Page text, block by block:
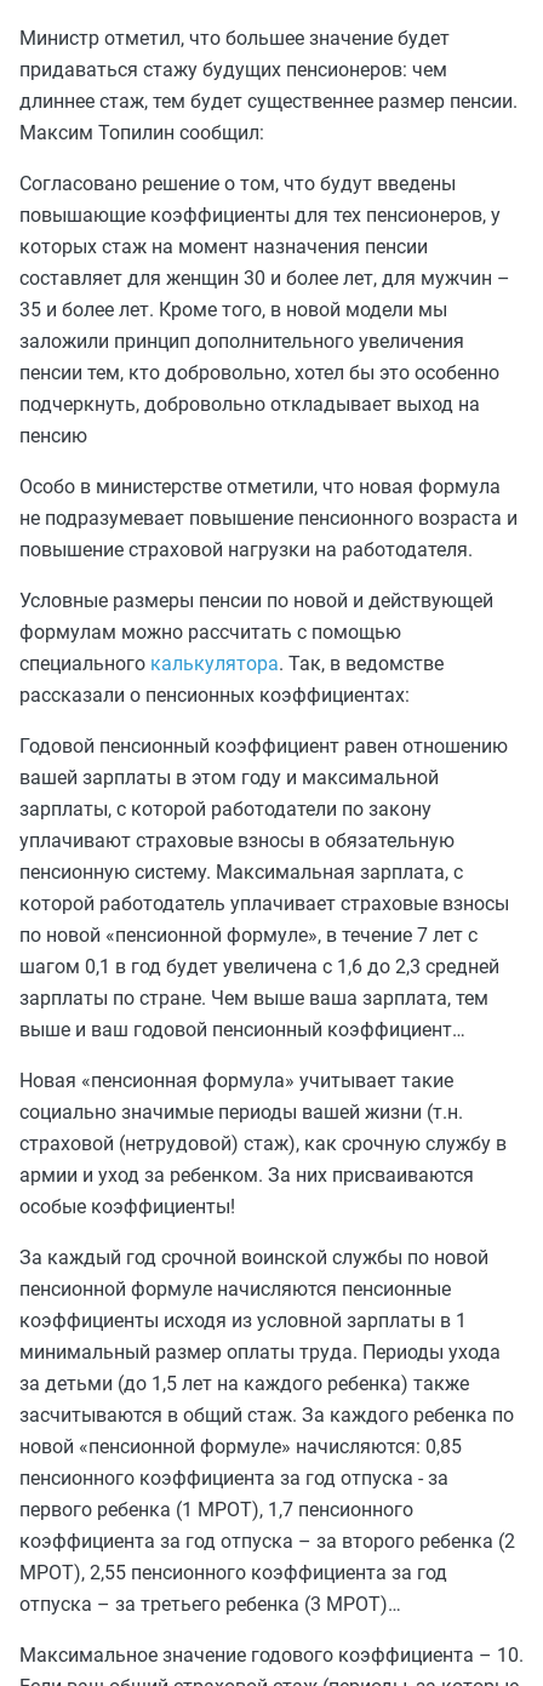
Министр отметил, что большее значение будет
придаваться стажу будущих пенсионеров: чем
длиннее стаж, тем будет существеннее размер пенсии.
Максим Топилин сообщил:
Согласовано решение о том, что будут введены
повышающие коэффициенты для тех пенсионеров, у
которых стаж на момент назначения пенсии
составляет для женщин 30 и более лет, для мужчин –
35 и более лет. Кроме того, в новой модели мы
заложили принцип дополнительного увеличения
пенсии тем, кто добровольно, хотел бы это особенно
подчеркнуть, добровольно откладывает выход на
пенсию
Особо в министерстве отметили, что новая формула
не подразумевает повышение пенсионного возраста и
повышение страховой нагрузки на работодателя.
Условные размеры пенсии по новой и действующей
формулам можно рассчитать с помощью
специального калькулятора. Так, в ведомстве
рассказали о пенсионных коэффициентах:
Годовой пенсионный коэффициент равен отношению
вашей зарплаты в этом году и максимальной
зарплаты, с которой работодатели по закону
уплачивают страховые взносы в обязательную
пенсионную систему. Максимальная зарплата, с
которой работодатель уплачивает страховые взносы
по новой «пенсионной формуле», в течение 7 лет с
шагом 0,1 в год будет увеличена с 1,6 до 2,3 средней
зарплаты по стране. Чем выше ваша зарплата, тем
выше и ваш годовой пенсионный коэффициент…
Новая «пенсионная формула» учитывает такие
социально значимые периоды вашей жизни (т.н.
страховой (нетрудовой) стаж), как срочную службу в
армии и уход за ребенком. За них присваиваются
особые коэффициенты!
За каждый год срочной воинской службы по новой
пенсионной формуле начисляются пенсионные
коэффициенты исходя из условной зарплаты в 1
минимальный размер оплаты труда. Периоды ухода
за детьми (до 1,5 лет на каждого ребенка) также
засчитываются в общий стаж. За каждого ребенка по
новой «пенсионной формуле» начисляются: 0,85
пенсионного коэффициента за год отпуска - за
первого ребенка (1 МРОТ), 1,7 пенсионного
коэффициента за год отпуска – за второго ребенка (2
МРОТ), 2,55 пенсионного коэффициента за год
отпуска – за третьего ребенка (3 МРОТ)…
Максимальное значение годового коэффициента – 10.